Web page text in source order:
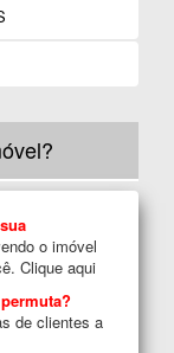
o imóvel
Clique aqui
de clientes a